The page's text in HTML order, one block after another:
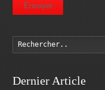
Envoyer
Dernier Article